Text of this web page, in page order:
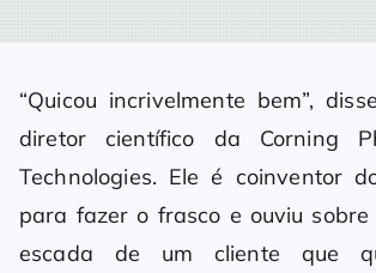
“Quicou incrivelmente bem”,
diretor científico da Corning
Technologies. Ele é coinventor
para fazer o frasco e ouviu
escada de um cliente que